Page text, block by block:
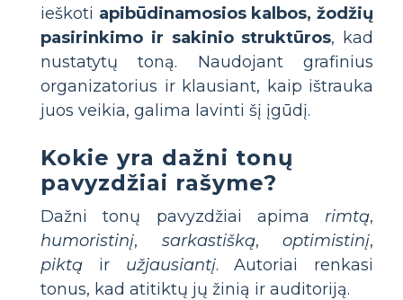
ieškoti apibūdinamosios kalbos, žodžių
pasirinkimo ir sakinio struktūros, kad
nustatytų toną. Naudojant grafinius
organizatorius ir klausiant, kaip ištrauka
juos veikia, galima lavinti šį įgūdį.
Kokie yra dažni tonų
pavyzdžiai rašyme?
Dažni tonų pavyzdžiai apima rimtą,
humoristinį, sarkastišką, optimistinį,
piktą ir užjausiantį. Autoriai renkasi
tonus, kad atitiktų jų žinią ir auditoriją.